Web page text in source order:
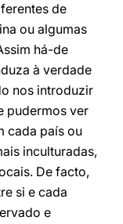
de
ou algumas
há-de
à verdade
nos introduzir
pudermos ver
cada país ou
inculturadas,
De facto,
si e cada
e